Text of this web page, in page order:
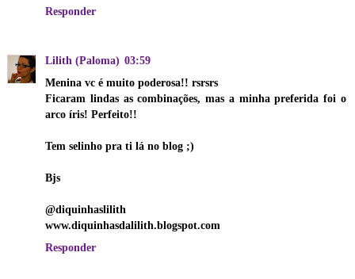
Responder
Lilith (Paloma) 03:59
Menina vc é muito poderosa!! rsrsrs
Ficaram lindas as combinações, mas a minha preferida foi o
arco íris! Perfeito!!
Tem selinho pra ti lá no blog ;)
Bjs
@diquinhaslilith
www.diquinhasdalilith.blogspot.com
Responder